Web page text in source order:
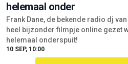
helemaal onder
Frank Dane, de bekende radio dj
heel bijzonder filmpje online gezet
helemaal onderspuit!
10 SEP, 10:00